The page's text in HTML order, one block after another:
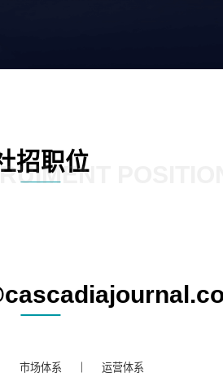
招职位
市场体系 运营体系